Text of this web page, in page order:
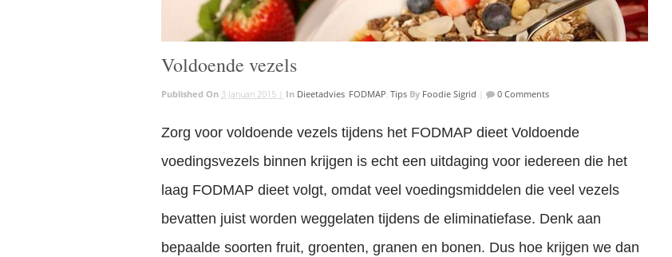
Voldoende vezels
Published On 3 Januari 2015 | In Dieetadvies, FODMAP, Tips By Foodie Sigrid 0 Comments
Zorg voor voldoende vezels tijdens het FODMAP dieet Voldoende
voedingsvezels binnen krijgen is echt een uitdaging voor iedereen die het
laag FODMAP dieet volgt, omdat veel voedingsmiddelen die veel vezels
bevatten juist worden weggelaten tijdens de eliminatiefase. Denk aan
bepaalde soorten fruit, groenten, granen en bonen. Dus hoe krijgen we dan